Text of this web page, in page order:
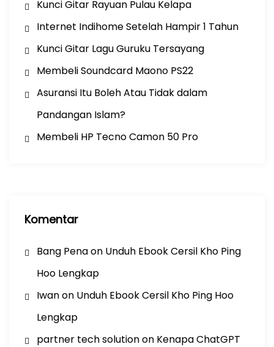
Kunci Gitar Rayuan Pulau Kelapa
Internet Indihome Setelah Hampir 1 Tahun
Kunci Gitar Lagu Guruku Tersayang
Membeli Soundcard Maono PS22
Asuransi Itu Boleh Atau Tidak dalam
Pandangan Islam?
Membeli HP Tecno Camon 50 Pro
Komentar
Bang Penaon Unduh Ebook Cersil Kho Ping
Hoo Lengkap
Iwanon Unduh Ebook Cersil Kho Ping Hoo
Lengkap
partner tech solutionon Kenapa ChatGPT